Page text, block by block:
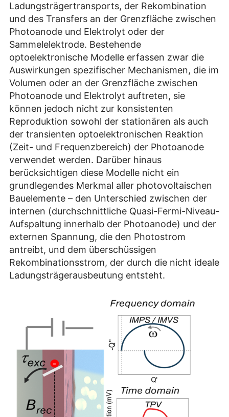
Ladungsträgertransports, der Rekombination
und des Transfers an der Grenzfläche zwischen
Photoanode und Elektrolyt oder der
Sammelelektrode. Bestehende
optoelektronische Modelle erfassen zwar die
Auswirkungen spezifischer Mechanismen, die im
Volumen oder an der Grenzfläche zwischen
Photoanode und Elektrolyt auftreten, sie
können jedoch nicht zur konsistenten
Reproduktion sowohl der stationären als auch
der transienten optoelektronischen Reaktion
(Zeit- und Frequenzbereich) der Photoanode
verwendet werden. Darüber hinaus
berücksichtigen diese Modelle nicht ein
grundlegendes Merkmal aller photovoltaischen
Bauelemente – den Unterschied zwischen der
internen (durchschnittliche Quasi-Fermi-Niveau-
Aufspaltung innerhalb der Photoanode) und der
externen Spannung, die den Photostrom
antreibt, und dem überschüssigen
Rekombinationsstrom, der durch die nicht ideale
Ladungsträgerausbeutung entsteht.